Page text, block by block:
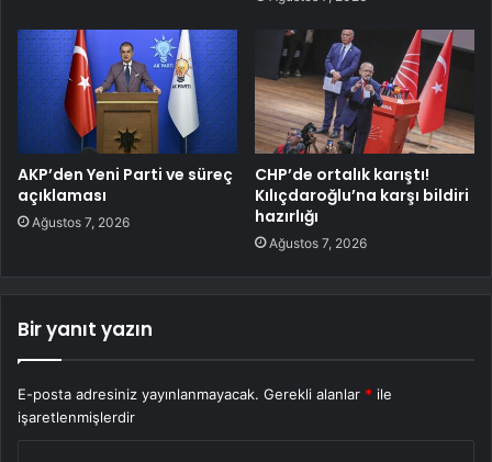
AKP’den Yeni Parti ve süreç
açıklaması
Ağustos 7, 2026
CHP’de ortalık karıştı!
Kılıçdaroğlu’na karşı bildiri
hazırlığı
Ağustos 7, 2026
Bir yanıt yazın
E-posta adresiniz yayınlanmayacak. Gerekli alanlar * ile
işaretlenmişlerdir